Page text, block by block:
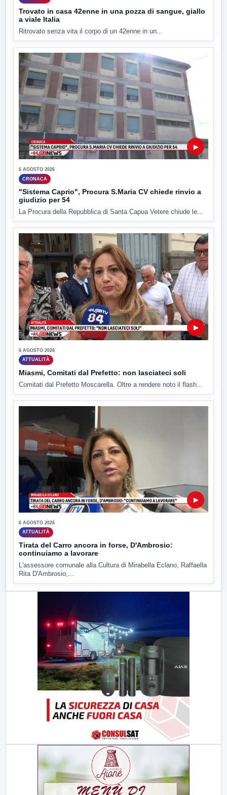
Trovato in casa 42enne in una pozza di sangue, giallo
a viale Italia
Ritrovato senza vita il corpo di un 42enne in un...
▶
6 AGOSTO 2026
CRONACA
"Sistema Caprio", Procura S.Maria CV chiede rinvio a
giudizio per 54
La Procura della Repubblica di Santa Capua Vetere chiude le...
▶
6 AGOSTO 2026
ATTUALITÀ
Miasmi, Comitati dal Prefetto: non lasciateci soli
Comitati dal Prefetto Moscarella. Oltre a rendere noto il flash...
▶
6 AGOSTO 2026
ATTUALITÀ
Tirata del Carro ancora in forse, D'Ambrosio:
continuiamo a lavorare
L'assessore comunale alla Cultura di Mirabella Eclano, Raffaella
Rita D'Ambrosio,...